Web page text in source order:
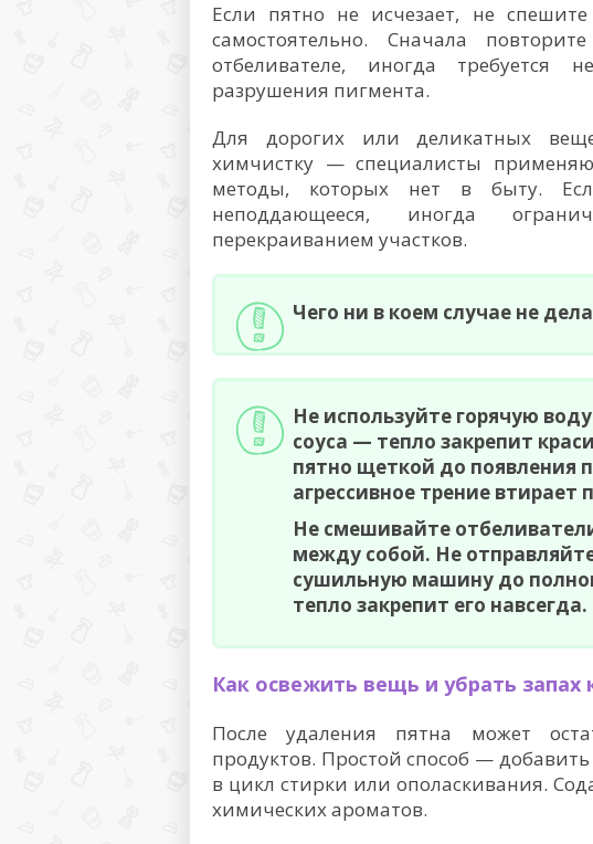
Если пятно не исчезает, не
самостоятельно. Сначала
отбеливателе, иногда требуется
разрушения пигмента.
Для дорогих или деликатных
химчистку — специалисты
методы, которых нет в быту.
неподдающееся, иногда
перекраиванием участков.
Чего ни в коем случае не
Не используйте горячую
соуса — тепло закрепит
пятно щеткой до появления
агрессивное трение втирает
Не смешивайте
между собой. Не
сушильную машину до
тепло закрепит его навсегда.
Как освежить вещь и убрать запах
После удаления пятна может
продуктов. Простой способ —
в цикл стирки или ополаскивания.
химических ароматов.